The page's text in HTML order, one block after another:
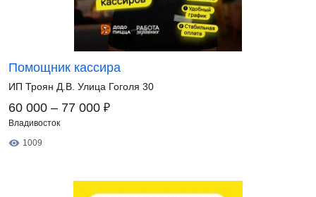
Помощник кассира
ИП Троян Д.В. Улица Гоголя 30
60 000 – 77 000 ₽
Владивосток
1009